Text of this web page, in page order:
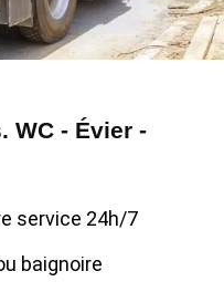
WC - Évier -
service 24h/7
baignoire